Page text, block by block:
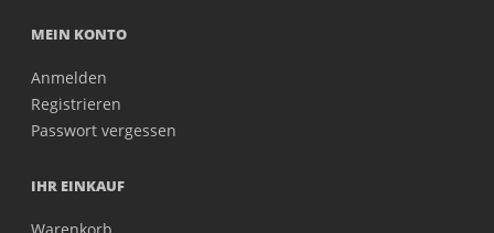
MEIN KONTO
Anmelden
Registrieren
Passwort vergessen
IHR EINKAUF